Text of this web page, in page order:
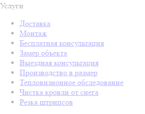
Услуги
Доставка
Монтаж
Бесплатная консультация
Замер объекта
Выездная консультация
Производство в размер
Тепловизионное обследование
Чистка кровли от снега
Резка штрипсов